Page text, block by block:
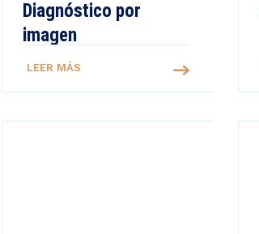
Diagnóstico por
imagen
LEER MÁS